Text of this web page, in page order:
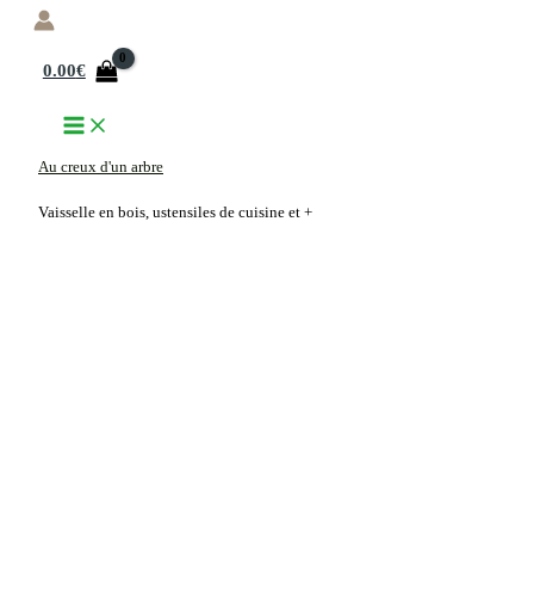
Aller
0.00€
Au creux d'un arbre
Vaisselle en bois, ustensiles de cuisine et +